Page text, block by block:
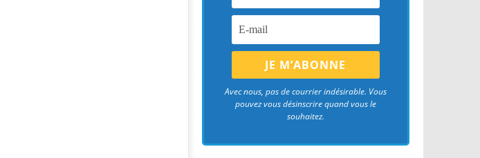
Avec nous, pas de courrier indésirable. Vous
pouvez vous désinscrire quand vous le
souhaitez.